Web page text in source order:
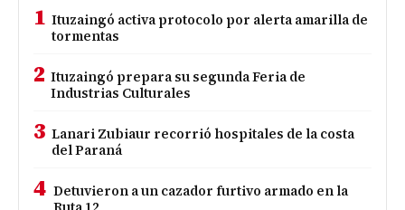
1 Ituzaingó activa protocolo por alerta amarilla de
tormentas
2 Ituzaingó prepara su segunda Feria de
Industrias Culturales
3 Lanari Zubiaur recorrió hospitales de la costa
del Paraná
4 Detuvieron a un cazador furtivo armado en la